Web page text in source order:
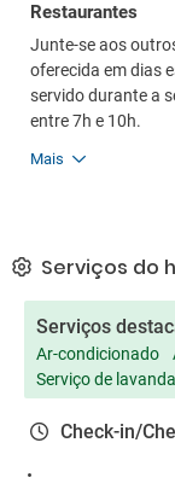
Restaurantes
Junte-se aos
oferecida em dias
servido durante a
entre 7h e 10h.
Mais
Serviços do
Serviços
Ar-condicionado
Serviço de
Check-in/